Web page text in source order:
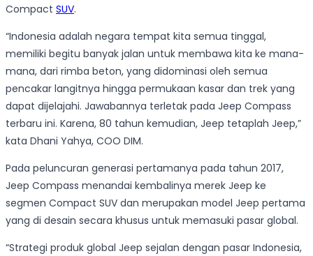
Compact SUV.
“Indonesia adalah negara tempat kita semua tinggal,
memiliki begitu banyak jalan untuk membawa kita ke mana-
mana, dari rimba beton, yang didominasi oleh semua
pencakar langitnya hingga permukaan kasar dan trek yang
dapat dijelajahi. Jawabannya terletak pada Jeep Compass
terbaru ini. Karena, 80 tahun kemudian, Jeep tetaplah Jeep,”
kata Dhani Yahya, COO DIM.
Pada peluncuran generasi pertamanya pada tahun 2017,
Jeep Compass menandai kembalinya merek Jeep ke
segmen Compact SUV dan merupakan model Jeep pertama
yang di desain secara khusus untuk memasuki pasar global.
“Strategi produk global Jeep sejalan dengan pasar Indonesia,